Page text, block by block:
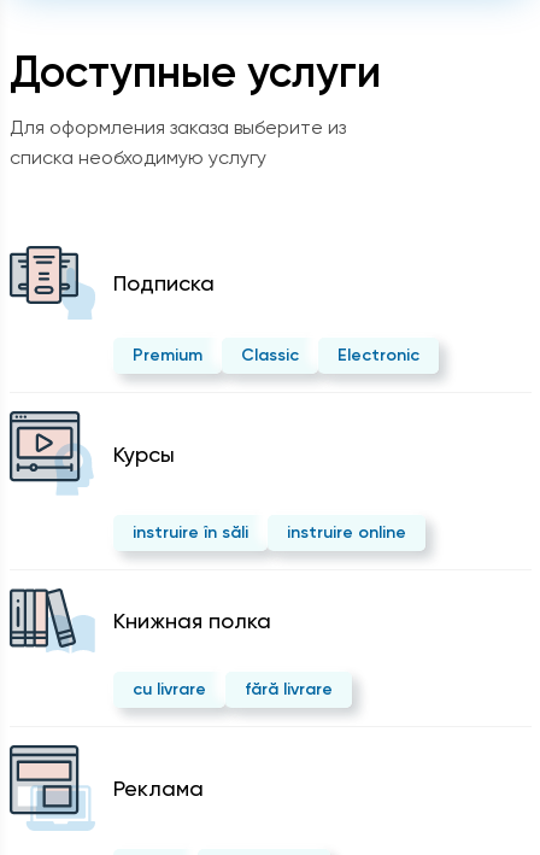
Доступные услуги
Для оформления заказа выберите из
списка необходимую услугу
Подписка
Premium Classic Electronic
Курсы
instruire în săli instruire online
Kнижная полка
cu livrare fără livrare
Реклама